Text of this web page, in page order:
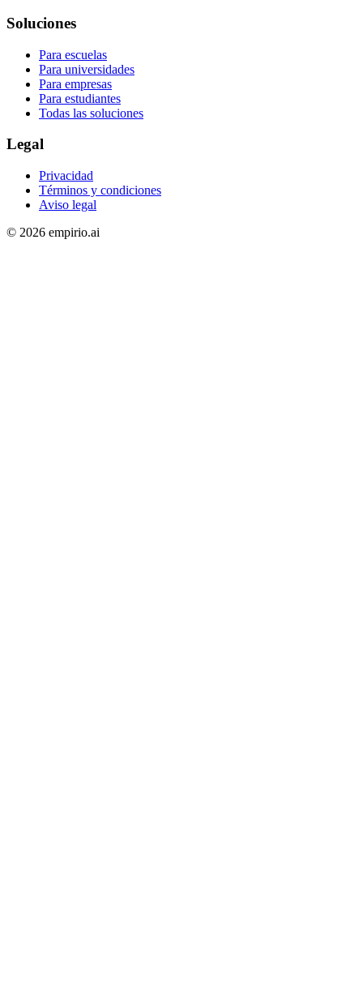
Soluciones
Para escuelas
Para universidades
Para empresas
Para estudiantes
Todas las soluciones
Legal
Privacidad
Términos y condiciones
Aviso legal
© 2026 empirio.ai